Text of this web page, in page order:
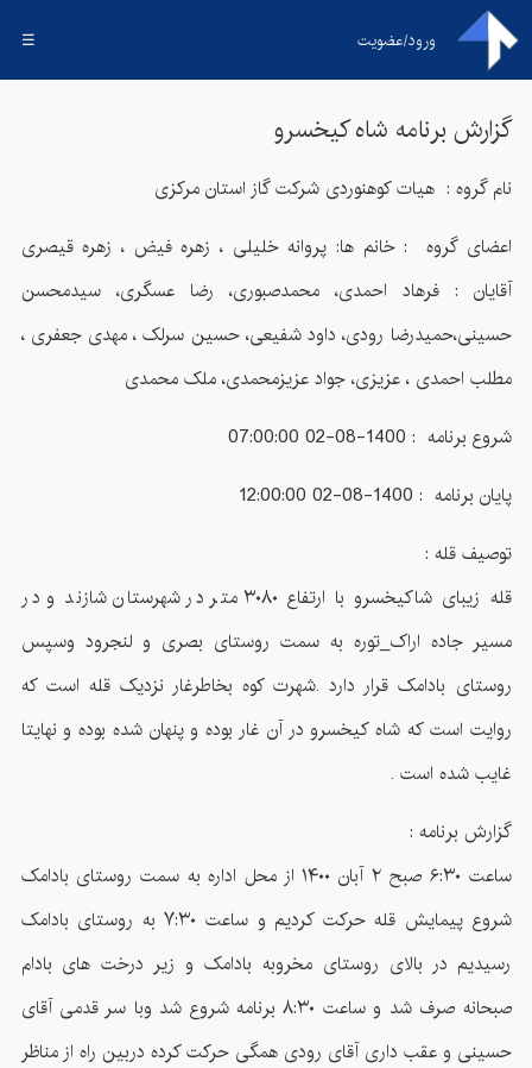
ورود/عضویت ☰
گزارش برنامه شاه کیخسرو
نام گروه :هیات کوهنوردی شرکت گاز استان مرکزی
اعضای گروه :خانم ها: پروانه خلیلی ، زهره فیض ، زهره قیصری
آقایان : فرهاد احمدی، محمدصبوری، رضا عسگری، سیدمحسن
حسینی،حمیدرضا رودی، داود شفیعی، حسین سرلک ، مهدی جعفری ،
مطلب احمدی ، عزیزی، جواد عزیزمحمدی، ملک محمدی
شروع برنامه : 1400-08-02 07:00:00
پایان برنامه : 1400-08-02 12:00:00
توصیف قله :
قله زیبای شاکیخسرو با ارتفاع ۳۰۸۰ متر در شهرستان شازند و در
مسیر جاده اراک_توره به سمت روستای بصری و لنجرود وسپس
روستای بادامک قرار دارد .شهرت کوه بخاطرغار نزدیک قله است که
روایت است که شاه کیخسرو در آن غار بوده و پنهان شده بوده و نهایتا
غایب شده است .
گزارش برنامه :
ساعت ۶:۳۰ صبح ۲ آبان ۱۴۰۰ از محل اداره به سمت روستای بادامک
شروع پیمایش قله حرکت کردیم و ساعت ۷:۳۰ به روستای بادامک
رسیدیم در بالای روستای مخروبه بادامک و زیر درخت های بادام
صبحانه صرف شد و ساعت ۸:۳۰ برنامه شروع شد وبا سر قدمی آقای
حسینی و عقب داری آقای رودی همگی حرکت کرده دربین راه از مناظر